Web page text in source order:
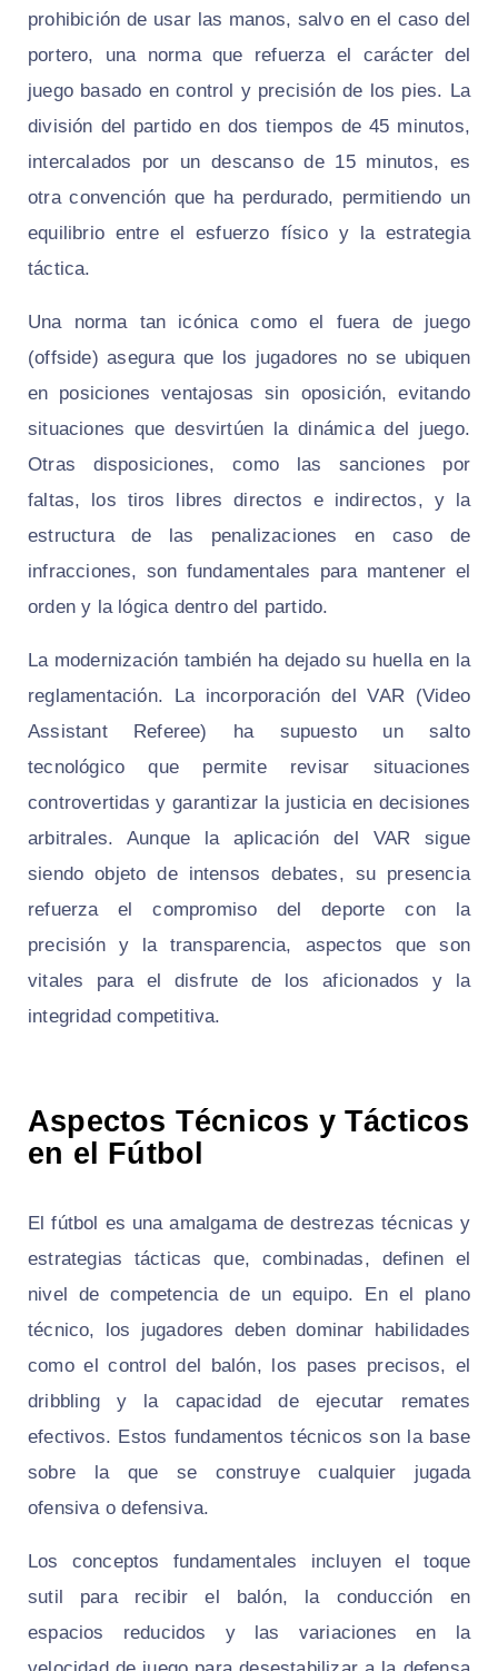
prohibición de usar las manos, salvo en el caso del
portero, una norma que refuerza el carácter del
juego basado en control y precisión de los pies. La
división del partido en dos tiempos de 45 minutos,
intercalados por un descanso de 15 minutos, es
otra convención que ha perdurado, permitiendo un
equilibrio entre el esfuerzo físico y la estrategia
táctica.
Una norma tan icónica como el fuera de juego
(offside) asegura que los jugadores no se ubiquen
en posiciones ventajosas sin oposición, evitando
situaciones que desvirtúen la dinámica del juego.
Otras disposiciones, como las sanciones por
faltas, los tiros libres directos e indirectos, y la
estructura de las penalizaciones en caso de
infracciones, son fundamentales para mantener el
orden y la lógica dentro del partido.
La modernización también ha dejado su huella en la
reglamentación. La incorporación del VAR (Video
Assistant Referee) ha supuesto un salto
tecnológico que permite revisar situaciones
controvertidas y garantizar la justicia en decisiones
arbitrales. Aunque la aplicación del VAR sigue
siendo objeto de intensos debates, su presencia
refuerza el compromiso del deporte con la
precisión y la transparencia, aspectos que son
vitales para el disfrute de los aficionados y la
integridad competitiva.
Aspectos Técnicos y Tácticos
en el Fútbol
El fútbol es una amalgama de destrezas técnicas y
estrategias tácticas que, combinadas, definen el
nivel de competencia de un equipo. En el plano
técnico, los jugadores deben dominar habilidades
como el control del balón, los pases precisos, el
dribbling y la capacidad de ejecutar remates
efectivos. Estos fundamentos técnicos son la base
sobre la que se construye cualquier jugada
ofensiva o defensiva.
Los conceptos fundamentales incluyen el toque
sutil para recibir el balón, la conducción en
espacios reducidos y las variaciones en la